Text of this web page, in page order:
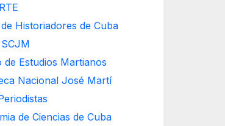
Historiadores de Cuba
de Estudios Martianos
Nacional José Martí
de Ciencias de Cuba